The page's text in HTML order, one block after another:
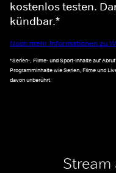
kostenlos testen.
kündbar.*
Noch mehr Informationen zu
*Serien-, Filme- und Sport-Inhalte auf
Programminhalte wie Serien, Filme und
davon unberührt.
Stream